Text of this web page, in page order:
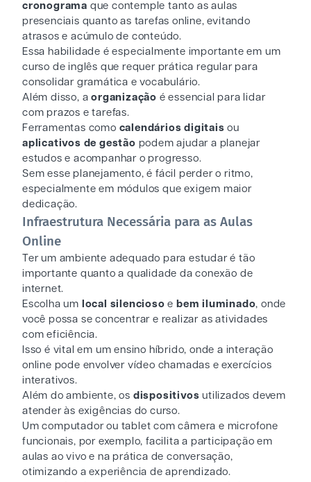
cronograma que contemple tanto as aulas
presenciais quanto as tarefas online, evitando
atrasos e acúmulo de conteúdo.
Essa habilidade é especialmente importante em um
curso de inglês que requer prática regular para
consolidar gramática e vocabulário.
Além disso, aorganização é essencial para lidar
com prazos e tarefas.
Ferramentas como calendários digitais ou
aplicativos de gestão podem ajudar a planejar
estudos e acompanhar o progresso.
Sem esse planejamento, é fácil perder o ritmo,
especialmente em módulos que exigem maior
dedicação.
Infraestrutura Necessária para as Aulas
Online
Ter um ambiente adequado para estudar é tão
importante quanto a qualidade da conexão de
internet.
Escolha um
local silencioso e bem iluminado, onde
você possa se concentrar e realizar as atividades
com eficiência.
Isso é vital em um ensino híbrido, onde a interação
online pode envolver vídeo chamadas e exercícios
interativos.
Além do ambiente, os dispositivos utilizados devem
atender às exigências do curso.
Um computador ou tablet com câmera e microfone
funcionais, por exemplo, facilita a participação em
aulas ao vivo e na prática de conversação,
otimizando a experiência de aprendizado.